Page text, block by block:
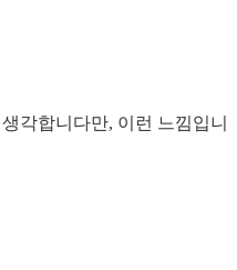
각합니다만, 이런 느낌입니